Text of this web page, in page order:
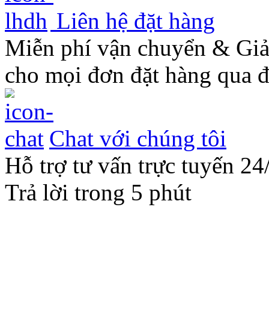
Liên hệ đặt hàng
Miễn phí vận chuyển &
cho mọi đơn đặt hàng qua
Chat với chúng tôi
Hỗ trợ tư vấn trực tuyến
Trả lời trong 5 phút